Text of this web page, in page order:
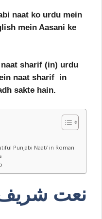
bl
r
s
A
p
naat ko urdu mein
mein Aasani ke
sharif (in) urdu
naat sharif in
sakte hain.
Punjabi Naat/ in Roman
نعت شریف